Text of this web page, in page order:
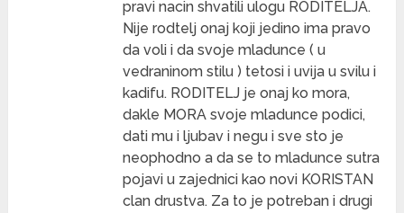
pravi nacin shvatili ulogu RODITELJA.
Nije rodtelj onaj koji jedino ima pravo
da voli i da svoje mladunce ( u
vedraninom stilu ) tetosi i uvija u svilu i
kadifu. RODITELJ je onaj ko mora,
dakle MORA svoje mladunce podici,
dati mu i ljubav i negu i sve sto je
neophodno a da se to mladunce sutra
pojavi u zajednici kao novi KORISTAN
clan drustva. Za to je potreban i drugi